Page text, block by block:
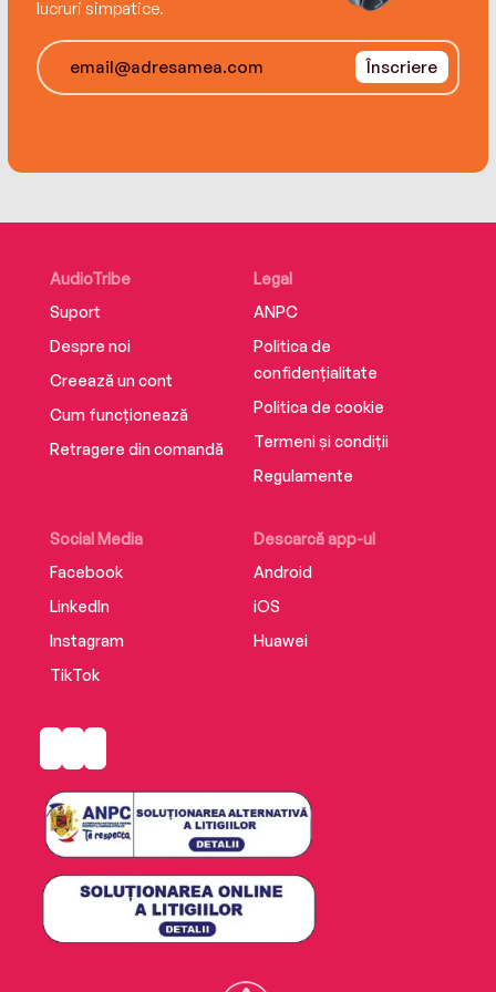
acclaimed author of The Islands at the End of
the World, Austin Aslan.
lucruri simpatice.
Înscriere
AudioTribe
Suport
Despre noi
Creează un cont
Cum funcționează
Retragere din comandă
Social Media
Facebook
LinkedIn
Instagram
TikTok
Descarcă app-ul
Android
iOS
Huawei
Legal
ANPC
Politica de
confidențialitate
Politica de cookie
Termeni și condiții
Regulamente